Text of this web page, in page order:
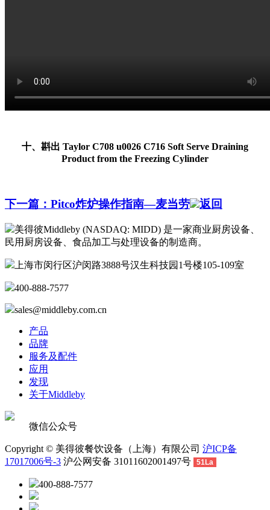
十、斟出 Taylor C708 u0026 C716 Soft Serve Draining
Product from the Freezing Cylinder
下一篇：Pitco炸炉操作指南—麦当劳 返回
美得彼Middleby (NASDAQ: MIDD) 是一家商业厨房设备、
民用厨房设备、食品加工与处理设备的制造商。
上海市闵行区沪闵路3888号汉生科技园1号楼105-109室
400-888-7577
sales@middleby.com.cn
产品
品牌
服务及配件
应用
发现
关于Middleby
微信公众号
Copyright © 美得彼餐饮设备（上海）有限公司 沪ICP备
17017006号-3 沪公网安备 31011602001497号 51La
400-888-7577